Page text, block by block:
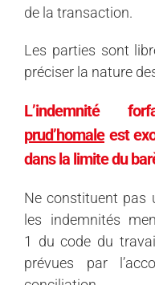
de la transaction.
Les parties sont
préciser la nature
L’indemnité
prud’homaleest
dans la limite du
Ne constituent pas
les indemnités
1 du code du
prévues par